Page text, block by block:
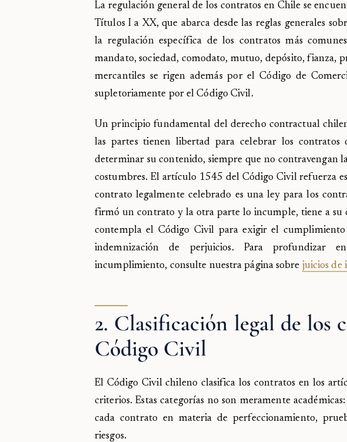
La regulación general de los contratos en Chile se
Títulos I a XX, que abarca desde las reglas generales
la regulación específica de los contratos más
mandato, sociedad, comodato, mutuo, depósito, fianza,
mercantiles se rigen además por el Código de
supletoriamente por el Código Civil.
Un principio fundamental del derecho contractual
las partes tienen libertad para celebrar los contratos
determinar su contenido, siempre que no contravengan
costumbres. El artículo 1545 del Código Civil refuerza
contrato legalmente celebrado es una ley para los
firmó un contrato y la otra parte lo incumple, tiene a su
contempla el Código Civil para exigir el
indemnización de perjuicios. Para profundizar
incumplimiento, consulte nuestra página sobre juicios de
2. Clasificación legal de los
Código Civil
El Código Civil chileno clasifica los contratos en los
criterios. Estas categorías no son meramente
cada contrato en materia de perfeccionamiento,
riesgos.